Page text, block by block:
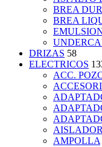
BREA
BREA
DRIZAS 58
ELECTRICOS
ACC.
AMPOLLA